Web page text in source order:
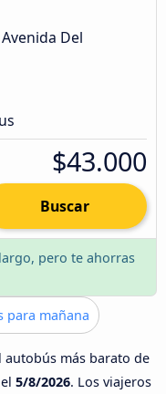
Del
$43.000
Buscar
pero te ahorras
para mañana
autobús más barato de
el 5/8/2026. Los viajeros